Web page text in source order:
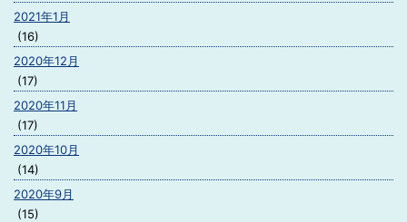
2021年1月
(16)
2020年12月
(17)
2020年11月
(17)
2020年10月
(14)
2020年9月
(15)